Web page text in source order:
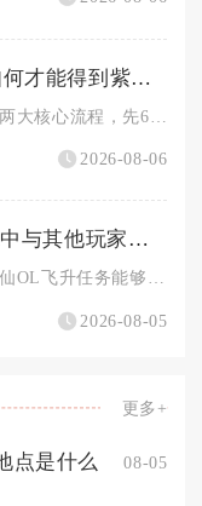
攻城掠地时如何才能得到紫甘宁
2026-08-06
如何在忘仙ol中与其他玩家共同完成飞升任务
组队协作完成忘仙OL飞升任务能够大幅降低单人渡劫的生存压力，...
2026-08-05
更多+
点是什么 08-05